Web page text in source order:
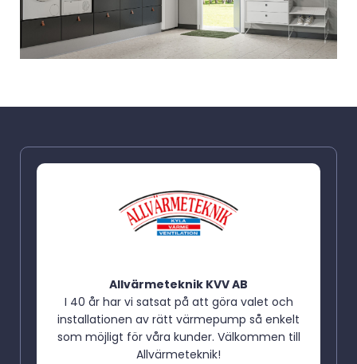
Allvärmeteknik KVV AB
I 40 år har vi satsat på att göra valet och
installationen av rätt värmepump så enkelt
som möjligt för våra kunder. Välkommen till
Allvärmeteknik!